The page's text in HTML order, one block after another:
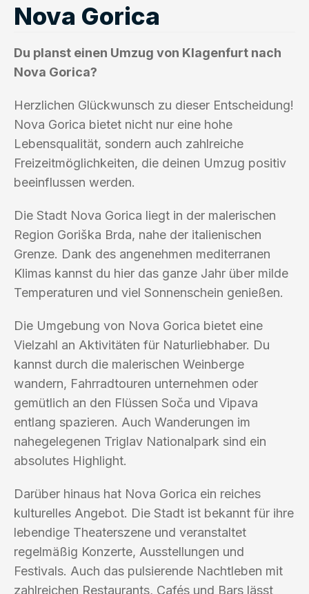
Nova Gorica
Du planst einen Umzug von Klagenfurt nach
Nova Gorica?
Herzlichen Glückwunsch zu dieser Entscheidung!
Nova Gorica bietet nicht nur eine hohe
Lebensqualität, sondern auch zahlreiche
Freizeitmöglichkeiten, die deinen Umzug positiv
beeinflussen werden.
Die Stadt Nova Gorica liegt in der malerischen
Region Goriška Brda, nahe der italienischen
Grenze. Dank des angenehmen mediterranen
Klimas kannst du hier das ganze Jahr über milde
Temperaturen und viel Sonnenschein genießen.
Die Umgebung von Nova Gorica bietet eine
Vielzahl an Aktivitäten für Naturliebhaber. Du
kannst durch die malerischen Weinberge
wandern, Fahrradtouren unternehmen oder
gemütlich an den Flüssen Soča und Vipava
entlang spazieren. Auch Wanderungen im
nahegelegenen Triglav Nationalpark sind ein
absolutes Highlight.
Darüber hinaus hat Nova Gorica ein reiches
kulturelles Angebot. Die Stadt ist bekannt für ihre
lebendige Theaterszene und veranstaltet
regelmäßig Konzerte, Ausstellungen und
Festivals. Auch das pulsierende Nachtleben mit
zahlreichen Restaurants, Cafés und Bars lässt